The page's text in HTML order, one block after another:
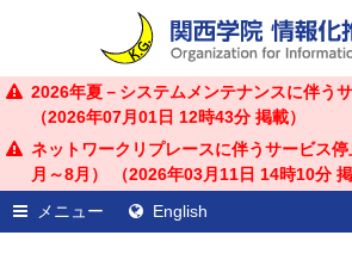
2026年夏－システムメンテナンスに伴う
（2026年07月01日 12時43分 掲載）
ネットワークリプレースに伴うサービス
月～8月） （2026年03月11日 14時10分
メニュー
English